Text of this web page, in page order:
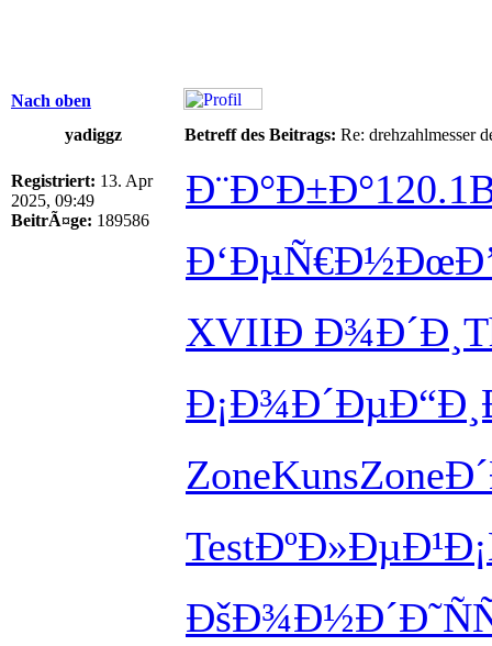
Nach oben
yadiggz
Betreff des Beitrags: Re: drehzahlmesser
Registriert: 13. Apr
2025, 09:49
BeitrÃ¤ge: 189586
Ð¨Ð°Ð±Ð°120.1
Ð‘ÐµÑ€Ð½
XVIIÐ Ð¾Ð´Ð¸
Ð¡Ð¾Ð´Ðµ
ZoneKunsZone
TestÐºÐ»ÐµÐ¹
ÐšÐ¾Ð½Ð´